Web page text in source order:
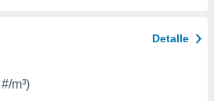
Detalle
m³)